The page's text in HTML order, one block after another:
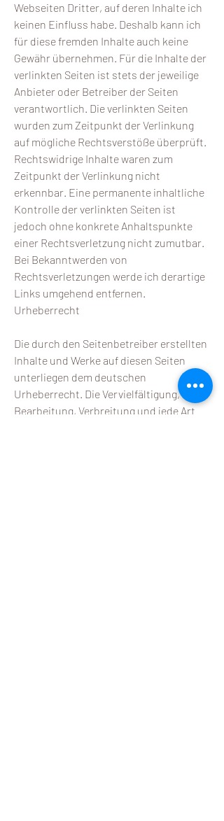
Webseiten Dritter, auf deren Inhalte ich
keinen Einfluss habe. Deshalb kann ich
für diese fremden Inhalte auch keine
Gewähr übernehmen. Für die Inhalte der
verlinkten Seiten ist stets der jeweilige
Anbieter oder Betreiber der Seiten
verantwortlich. Die verlinkten Seiten
wurden zum Zeitpunkt der Verlinkung
auf mögliche Rechtsverstöße überprüft.
Rechtswidrige Inhalte waren zum
Zeitpunkt der Verlinkung nicht
erkennbar. Eine permanente inhaltliche
Kontrolle der verlinkten Seiten ist
jedoch ohne konkrete Anhaltspunkte
einer Rechtsverletzung nicht zumutbar.
Bei Bekanntwerden von
Rechtsverletzungen werde ich derartige
Links umgehend entfernen.
Urheberrecht
Die durch den Seitenbetreiber erstellten
Inhalte und Werke auf diesen Seiten
unterliegen dem deutschen
Urheberrecht. Die Vervielfältigung,
Bearbeitung, Verbreitung und jede Art